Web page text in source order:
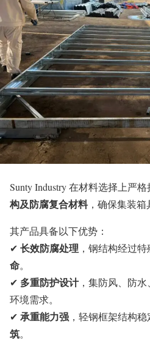
Sunty Industry 在材料选择上严
构及防腐复合材料，确保集装箱
其产品具备以下优势：
✔ 长效防腐处理 ，钢结构经过特
命。
✔ 多重防护设计，集防风、防
环境需求。
✔ 承重能力强 ，轻钢框架结构稳
筑。